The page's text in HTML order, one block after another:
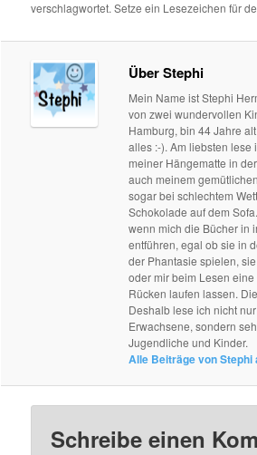
verschlagwortet. Setze ein Lesezeichen für
Über Stephi
Mein Name ist Stephi
von zwei wundervollen
Hamburg, bin 44 Jahre
alles :-). Am liebsten lese
meiner Hängematte in
auch meinem
sogar bei schlechtem
Schokolade auf dem
wenn mich die Bücher in
entführen, egal ob sie in
der Phantasie spielen,
oder mir beim Lesen
Rücken laufen lassen.
Deshalb lese ich nicht
Erwachsene, sondern
Jugendliche und Kinder.
Alle Beiträge von Stephi
Schreibe einen